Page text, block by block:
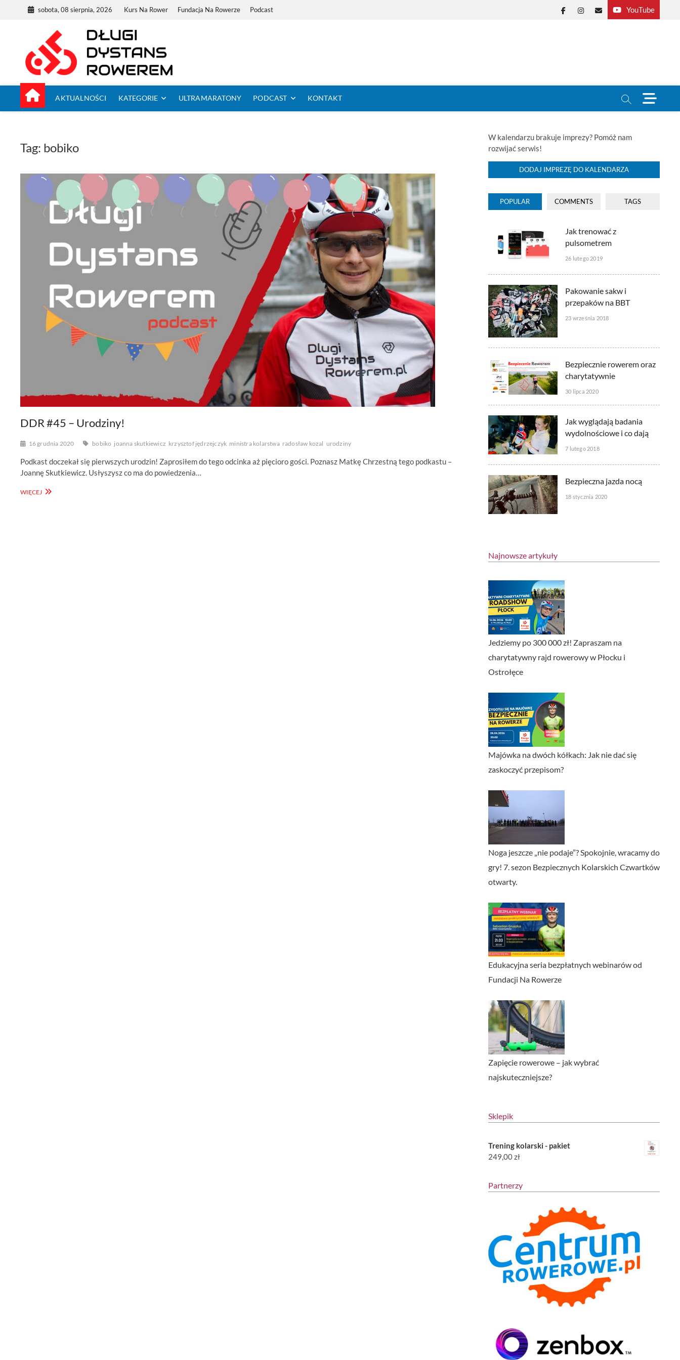
sobota, 08 sierpnia, 2026 Kurs Na Rower Fundacja Na Rowerze Podcast YouTube
Facebook
Instagram
E-
AKTUALNOŚCI KATEGORIE ULTRAMARATONY PODCAST KONTAKT
M
e
n
o
Tag: bobiko
DDR #45 – Urodziny!
16 grudnia 2020 bobiko joanna skutkiewicz krzysztof jędrzejczyk ministra kolarstwa radosław kozal urodziny
Podkast doczekał się pierwszych urodzin! Zaprosiłem do tego odcinka aż pięcioro gości. Poznasz Matkę Chrzestną tego podkastu –
Joannę Skutkiewicz. Usłyszysz co ma do powiedzenia…
WIĘCEJDDR
W kalendarzu brakuje imprezy? Pomóż nam
rozwijać serwis!
DODAJ IMPREZĘ DO KALENDARZA
POPULAR COMMENTS TAGS
Jak trenować z
pulsometrem
26 lutego 2019
Pakowanie sakw i
przepaków na BBT
23 września 2018
Bezpiecznie rowerem oraz
charytatywnie
30 lipca 2020
Jak wyglądają badania
wydolnościowe i co dają
7 lutego 2018
Bezpieczna jazda nocą
18 stycznia 2020
Najnowsze artykuły
Jedziemy po 300 000 zł! Zapraszam na
charytatywny rajd rowerowy w Płocku i
Ostrołęce
Majówka na dwóch kółkach: Jak nie dać się
zaskoczyć przepisom?
Noga jeszcze „nie podaje”? Spokojnie, wracamy do
gry! 7. sezon Bezpiecznych Kolarskich Czwartków
otwarty.
Edukacyjna seria bezpłatnych webinarów od
Fundacji Na Rowerze
Zapięcie rowerowe – jak wybrać
najskuteczniejsze?
Sklepik
Trening kolarski - pakiet
249,00zł
Partnerzy